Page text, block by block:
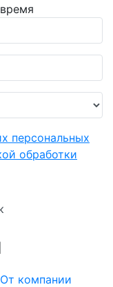
персональных
обработки
От компании